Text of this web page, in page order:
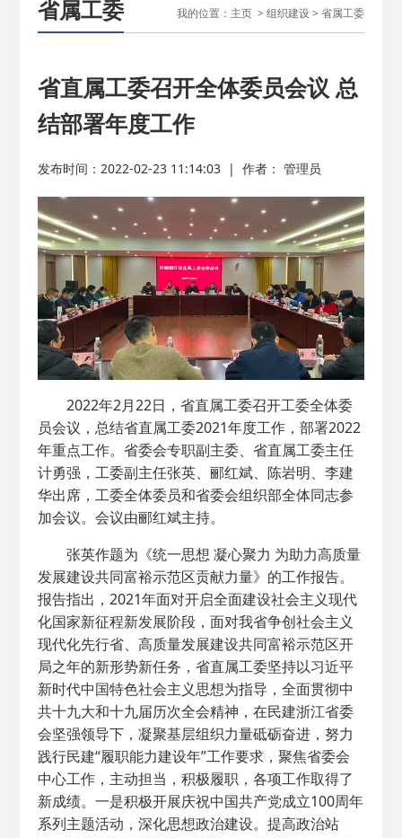
· 民建省委会民主… 2025-04-10
· 中国民主建国会… 2025-02-24
· 中国民主建国会…
省属工委 我的位置： 主页> 组织建设> 省属工委
省直属工委召开全体委员会议 总
结部署年度工作
发布时间：2022-02-23 11:14:03 |作者： 管理员
2022年2月22日，省直属工委召开工委全体委
员会议，总结省直属工委2021年度工作，部署2022
年重点工作。省委会专职副主委、省直属工委主任
计勇强，工委副主任张英、郦红斌、陈岩明、李建
华出席，工委全体委员和省委会组织部全体同志参
加会议。会议由郦红斌主持。
张英作题为《统一思想 凝心聚力 为助力高质量
发展建设共同富裕示范区贡献力量》的工作报告。
报告指出，2021年面对开启全面建设社会主义现代
化国家新征程新发展阶段，面对我省争创社会主义
现代化先行省、高质量发展建设共同富裕示范区开
局之年的新形势新任务，省直属工委坚持以习近平
新时代中国特色社会主义思想为指导，全面贯彻中
共十九大和十九届历次全会精神，在民建浙江省委
会坚强领导下，凝聚基层组织力量砥砺奋进，努力
践行民建“履职能力建设年”工作要求，聚焦省委会
中心工作，主动担当，积极履职，各项工作取得了
新成绩。一是积极开展庆祝中国共产党成立100周年
系列主题活动，深化思想政治建设。提高政治站